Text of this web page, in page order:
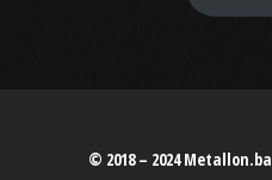
© 2018 – 2024